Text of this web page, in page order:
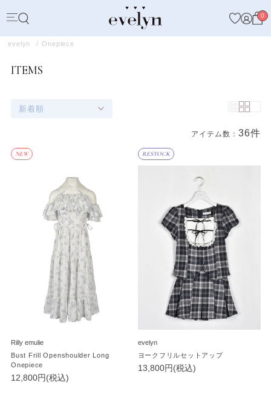
0
evelyn Onepiece
ITEMS
新着順
アイテム数：36件
商品一覧
NEW
Rilly emulie
Bust Frill Openshoulder Long
Onepiece
12,800円(税込)
RESTOCK
evelyn
ヨークフリルセットアップ
13,800円(税込)